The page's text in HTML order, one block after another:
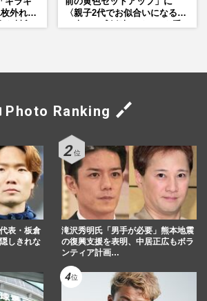
外れて
〈親子2代でお似合いになる〉
Photo Ranking
表・板倉
しきれな
滝沢秀明氏「男手が必要」熊本地震
の復興支援を表明、中居正広もボラ
ンティア計画…